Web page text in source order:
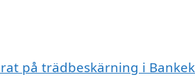
på trädbeskärning i